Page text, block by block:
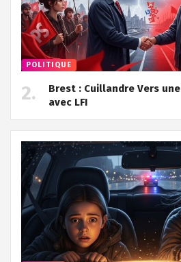
POLITIQUE
Brest : Cuillandre Vers
avec LFI